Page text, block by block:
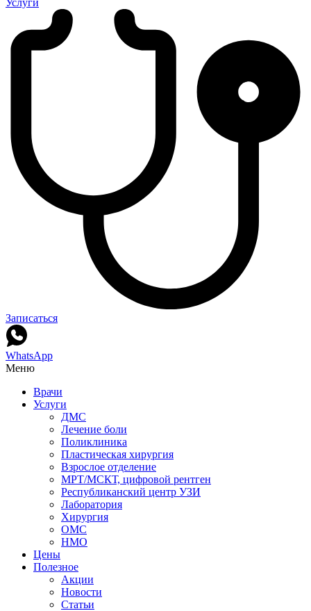
Записаться
WhatsApp
Меню
Врачи
Услуги
ДМС
Лечение боли
Поликлиника
Пластическая хирургия
Взрослое отделение
МРТ/МСКТ, цифровой рентген
Республиканский центр УЗИ
Лаборатория
Хирургия
ОМС
НМО
Цены
Полезное
Акции
Новости
Статьи